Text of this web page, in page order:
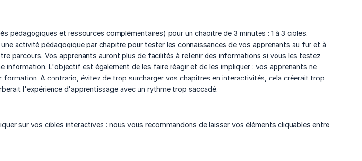
pédagogiques et ressources complémentaires) pour un chapitre de 3 minutes : 1 à 3 cibles.
activité pédagogique par chapitre pour tester les connaissances de vos apprenants au fur et à
parcours. Vos apprenants auront plus de facilités à retenir des informations si vous les testez
information. L'objectif est également de les faire réagir et de les impliquer : vos apprenants ne
A contrario, évitez de trop surcharger vos chapitres en interactivités, cela créerait trop
l'expérience d'apprentissage avec un rythme trop saccadé.
sur vos cibles interactives : nous vous recommandons de laisser vos éléments cliquables entre